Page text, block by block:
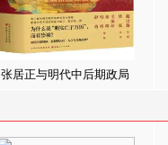
张居正与明代中后期政局